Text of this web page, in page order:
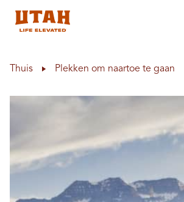
Thuis Plekken om naartoe te gaan